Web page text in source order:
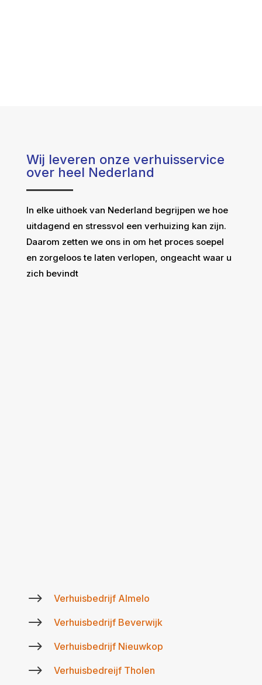
Wij leveren onze verhuisservice
over heel Nederland
In elke uithoek van Nederland begrijpen we hoe
uitdagend en stressvol een verhuizing kan zijn.
Daarom zetten we ons in om het proces soepel
en zorgeloos te laten verlopen, ongeacht waar u
zich bevindt
$ Verhuisbedrijf Almelo
$ Verhuisbedrijf Beverwijk
$ Verhuisbedrijf Nieuwkop
$ Verhuisbedreijf Tholen